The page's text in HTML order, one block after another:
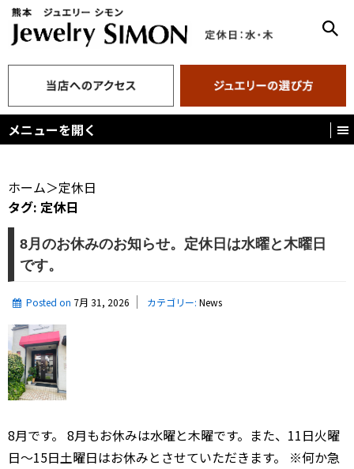
メニューを開く
ホーム＞定休日
タグ: 定休日
8月のお休みのお知らせ。定休日は水曜と木曜日
です。
Posted on 7月 31, 2026 カテゴリー: News
8月です。 8月もお休みは水曜と木曜です。また、11日火曜
日〜15日土曜日はお休みとさせていただきます。 ※何か急